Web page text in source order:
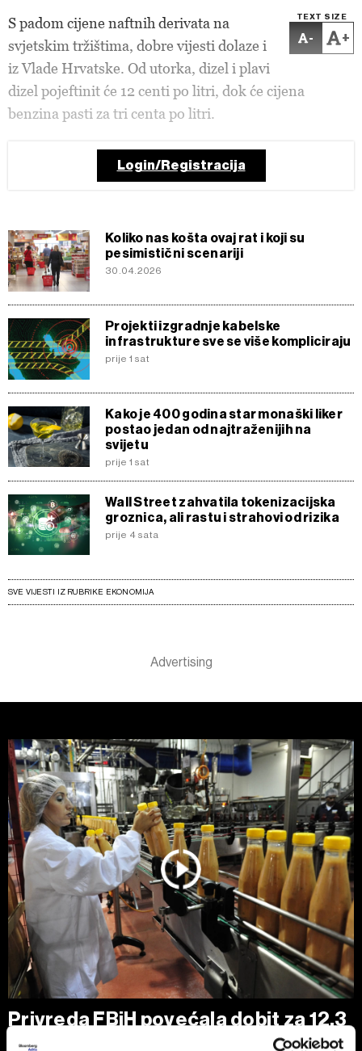
TEXT SIZE
- +
S padom cijene naftnih derivata na
svjetskim tržištima, dobre vijesti dolaze i
iz Vlade Hrvatske. Od utorka, dizel i plavi
dizel pojeftinit će 12 centi po litri, dok će cijena
benzina pasti za tri centa po litri.
Login/Registracija
Koliko nas košta ovaj rat i koji su
pesimistični scenariji
30.04.2026
Projekti izgradnje kabelske
infrastrukture sve se više kompliciraju
prije 1 sat
Kako je 400 godina star monaški liker
postao jedan od najtraženijih na
svijetu
prije 1 sat
Wall Street zahvatila tokenizacijska
groznica, ali rastu i strahovi od rizika
prije 4 sata
SVE VIJESTI IZ RUBRIKE EKONOMIJA
Privreda FBiH povećala dobit za 12,3
posto, ali troškovi rada rastu